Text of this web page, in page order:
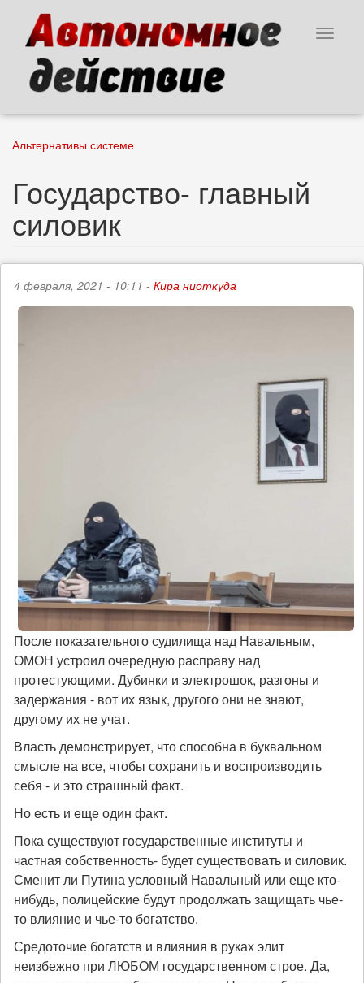
основному
содержанию
Toggle
Альтернативы системе
Государство- главный
силовик
4 февраля, 2021 - 10:11 - Кира ниоткуда
После показательного судилища над Навальным,
ОМОН устроил очередную расправу над
протестующими. Дубинки и электрошок, разгоны и
задержания - вот их язык, другого они не знают,
другому их не учат.
Власть демонстрирует, что способна в буквальном
смысле на все, чтобы сохранить и воспроизводить
себя - и это страшный факт.
Но есть и еще один факт.
Пока существуют государственные институты и
частная собственность- будет существовать и силовик.
Сменит ли Путина условный Навальный или еще кто-
нибудь, полицейские будут продолжать защищать чье-
то влияние и чье-то богатство.
Средоточие богатств и влияния в руках элит
неизбежно при ЛЮБОМ государственном строе. Да,